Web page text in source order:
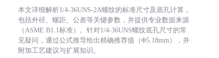
本文详细解析1/4-36UNS-2A螺纹的标准尺寸及底孔计算，
包括外径、螺距、公差等关键参数，并提供专业数据来源
（ASME B1.1标准）。针对1/4-36UNS螺纹底孔尺寸的常
见疑问，通过公式推导给出精确推荐值（Φ5.18mm），并
附加工艺建议与扩展知识。